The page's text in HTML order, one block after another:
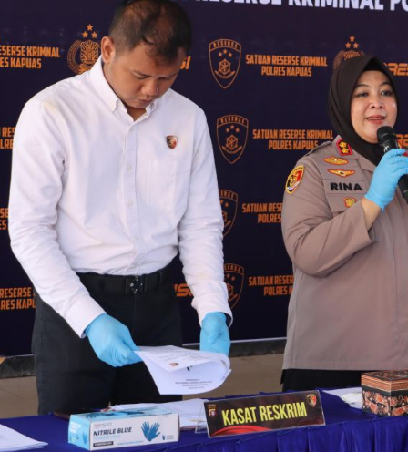
daerah terkait penanganan kasus sosial di
rentan dapat dilakukan secara berkesinambungan,”
(Ujg/SB)
Views: 18
Bagikan ke
0